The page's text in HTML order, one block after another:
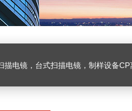
电镜，台式扫描电镜，制样设备CP离子研磨仪，原位样品杆，可视化颗